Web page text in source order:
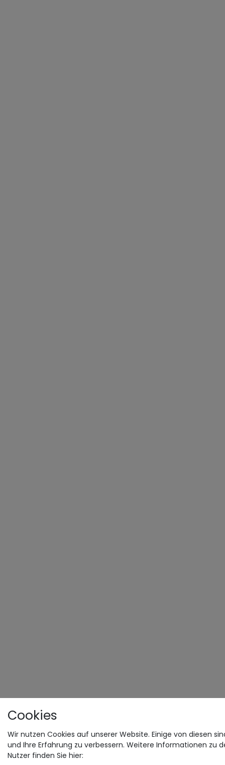
Cookies
Wir nutzen Cookies auf unserer Website. Einige von diesen
und Ihre Erfahrung zu verbessern. Weitere Informationen zu
Nutzer finden Sie hier: